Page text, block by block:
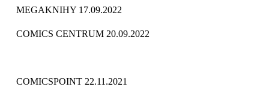
MEGAKNIHY 17.09.2022
COMICS CENTRUM 20.09.2022
COMICSPOINT 22.11.2021